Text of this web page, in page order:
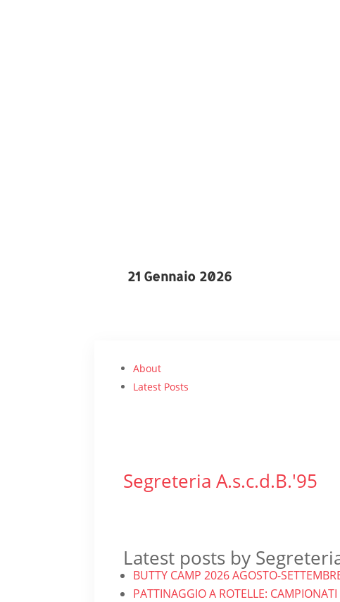
21 Gennaio 2026
About
Latest Posts
Segreteria A.s.c.d.B.'95
Latest posts by
BUTTY CAMP 2026 AGOSTO-
PATTINAGGIO A ROTELLE: